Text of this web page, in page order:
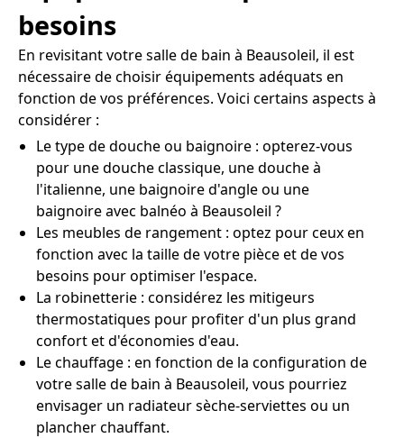
besoins
En revisitant votre salle de bain à Beausoleil, il est
nécessaire de choisir équipements adéquats en
fonction de vos préférences. Voici certains aspects à
considérer :
Le type de douche ou baignoire : opterez-vous
pour une douche classique, une douche à
l'italienne, une baignoire d'angle ou une
baignoire avec balnéo à Beausoleil ?
Les meubles de rangement : optez pour ceux en
fonction avec la taille de votre pièce et de vos
besoins pour optimiser l'espace.
La robinetterie : considérez les mitigeurs
thermostatiques pour profiter d'un plus grand
confort et d'économies d'eau.
Le chauffage : en fonction de la configuration de
votre salle de bain à Beausoleil, vous pourriez
envisager un radiateur sèche-serviettes ou un
plancher chauffant.